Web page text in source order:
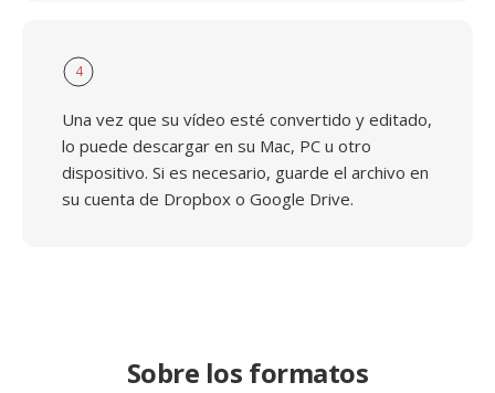
4
Una vez que su vídeo esté convertido y editado,
lo puede descargar en su Mac, PC u otro
dispositivo. Si es necesario, guarde el archivo en
su cuenta de Dropbox o Google Drive.
Sobre los formatos